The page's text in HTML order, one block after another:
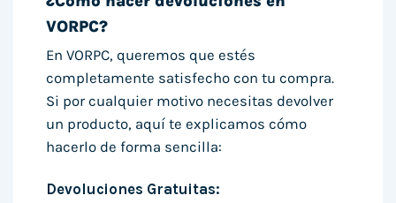
VORPC?
En VORPC, queremos que estés
completamente satisfecho con tu compra.
Si por cualquier motivo necesitas devolver
un producto, aquí te explicamos cómo
hacerlo de forma sencilla:
Devoluciones Gratuitas: